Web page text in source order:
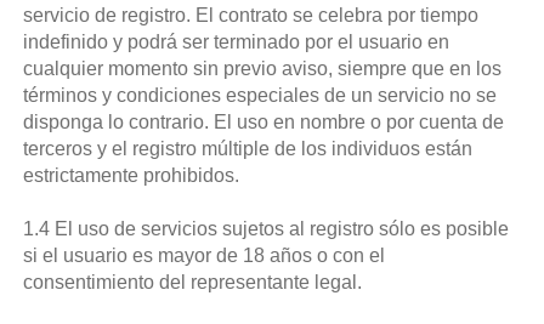
servicio de registro. El contrato se celebra por tiempo
indefinido y podrá ser terminado por el usuario en
cualquier momento sin previo aviso, siempre que en los
términos y condiciones especiales de un servicio no se
disponga lo contrario. El uso en nombre o por cuenta de
terceros y el registro múltiple de los individuos están
estrictamente prohibidos.
1.4 El uso de servicios sujetos al registro sólo es posible
si el usuario es mayor de 18 años o con el
consentimiento del representante legal.